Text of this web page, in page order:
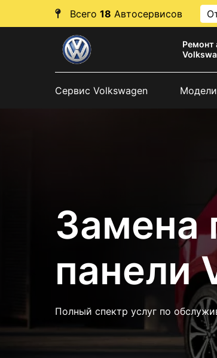
Всего 18 Автосервисов
Ремонт
Сервис Volkswagen Модели
Замена
панели
Полный спектр услуг по